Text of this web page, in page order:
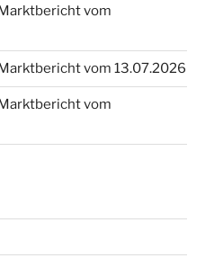
vom
vom 13.07.2026
vom